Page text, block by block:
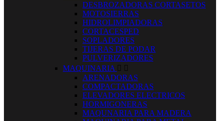
DESBROZADORAS CORTASETOS
MOTOSIERRAS
HIDROLIMPIADORAS
CORTACESPED
SOPLADORES
TIJERAS DE PODAR
PULVERIZADORES
MAQUINARIA  
ARENADORAS
COMPACTADORAS
ELEVADORES ELECTRICOS
HORMIGONERAS
MAQUNARIA PARA MADERA